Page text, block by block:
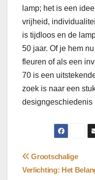
lamp; het is een
vrijheid,
is tijdloos en de
50 jaar. Of je hem
fleuren of als een
70 is een
zoek is naar een
designgeschiedenis
Bericht
Grootschalige
Verlichting: Het